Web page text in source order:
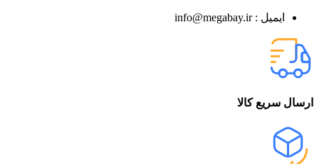
ایمیل : info@megabay.ir
ارسال سریع کالا